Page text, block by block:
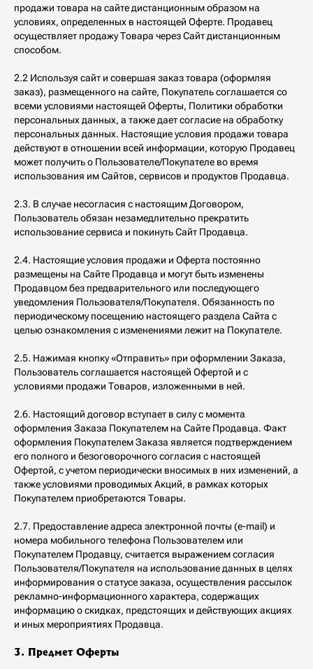
продажи товара на сайте дистанционным образом на
условиях, определенных в настоящей Оферте. Продавец
осуществляет продажу Товара через Сайт дистанционным
способом.
2.2 Используя сайт и совершая заказ товара (оформляя
заказ), размещенного на сайте, Покупатель соглашается со
всеми условиями настоящей Оферты, Политики обработки
персональных данных, а также дает согласие на обработку
персональных данных. Настоящие условия продажи товара
действуют в отношении всей информации, которую Продавец
может получить о Пользователе/Покупателе во время
использования им Сайтов, сервисов и продуктов Продавца.
2.3. В случае несогласия с настоящим Договором,
Пользователь обязан незамедлительно прекратить
использование сервиса и покинуть Сайт Продавца.
2.4. Настоящие условия продажи и Оферта постоянно
размещены на Сайте Продавца и могут быть изменены
Продавцом без предварительного или последующего
уведомления Пользователя/Покупателя. Обязанность по
периодическому посещению настоящего раздела Сайта с
целью ознакомления с изменениями лежит на Покупателе.
2.5. Нажимая кнопку «Отправить» при оформлении Заказа,
Пользователь соглашается настоящей Офертой и с
условиями продажи Товаров, изложенными в ней.
2.6. Настоящий договор вступает в силу с момента
оформления Заказа Покупателем на Сайте Продавца. Факт
оформления Покупателем Заказа является подтверждением
его полного и безоговорочного согласия с настоящей
Офертой, с учетом периодически вносимых в них изменений, а
также условиями проводимых Акций, в рамках которых
Покупателем приобретаются Товары.
2.7. Предоставление адреса электронной почты (e-mail) и
номера мобильного телефона Пользователем или
Покупателем Продавцу, считается выражением согласия
Пользователя/Покупателя на использование данных в целях
информирования о статусе заказа, осуществления рассылок
рекламно-информационного характера, содержащих
информацию о скидках, предстоящих и действующих акциях
и иных мероприятиях Продавца.
3. Предмет Оферты